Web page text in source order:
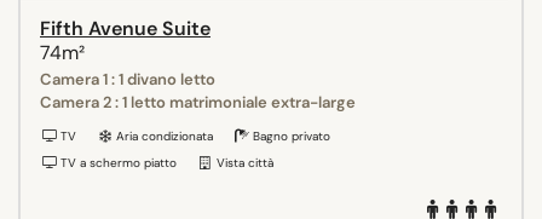
Fifth Avenue Suite
74m²
Camera 1 : 1 divano letto
Camera 2 : 1 letto matrimoniale extra-large
TV Aria condizionata
Bagno privato
TV a schermo piatto
Vista città